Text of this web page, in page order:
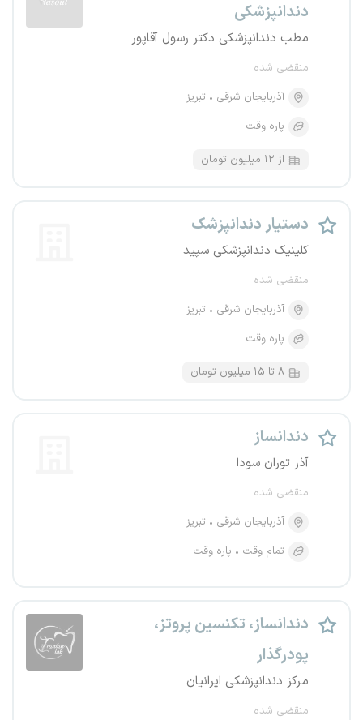
دندانپزشکی
مطب دندانپزشکی دکتر رسول آقاپور
منقضی شده
آذربایجان شرقی
تبریز
پاره وقت
از ۱۲ میلیون تومان
دستیار دندانپزشک
کلینیک دندانپزشکی سپید
منقضی شده
آذربایجان شرقی
تبریز
پاره وقت
۸ تا ۱۵ میلیون تومان
دندانساز
آذر توران سودا
منقضی شده
آذربایجان شرقی
تبریز
تمام وقت
پاره وقت
دندانساز، تکنسین پروتز،
پودرگذار
مرکز دندانپزشکی ایرانیان
منقضی شده